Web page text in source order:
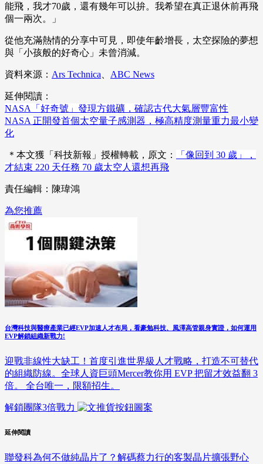
能飛，我才70歲，還有幾年可以拚。我希望在真正退休前再飛
個一兩次。」
從他充滿熱情的分享中可見，即使年齡增長，太空探險的夢想
與「小孩般的好奇心」未曾消減。
資料來源： Ars Technica、 ABC News
延伸閱讀：
NASA「好奇號」發現方鐵礦，確認古代大氣層豐富性
NASA 正開發首個太空量子感測器，極高精度測量重力最小變
化
＊本文獲「科技新報」授權轉載，原文：
「像回到 30 歲」，
才結束 220 天任務 70 歲太空人還想再飛
責任編輯：陳瑋鴻
為您推薦
台灣科技與醫療產業已經EVP加速人才布局，看豪勉科技、風澤高管親身實證，如何運用
EVP解鎖組織新戰力!
迎戰非線性大缺工！首度引進世界級人才戰略，打造不可替代
的組織防線。全球人資巨頭Mercer教你用 EVP 把留才效益翻 3
倍。 全台唯一，限額招生。
解鎖團隊3倍戰力
延伸閱讀
聯發科為何不做純晶片了？解碼蔡力行的客製晶片擴張野心